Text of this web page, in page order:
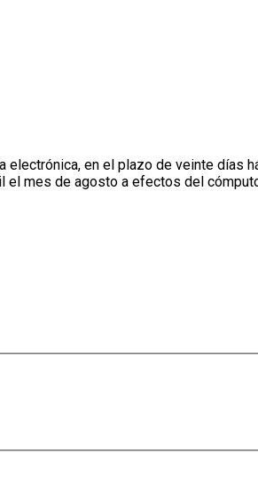
en el plazo de veinte días
el mes de agosto a efectos del